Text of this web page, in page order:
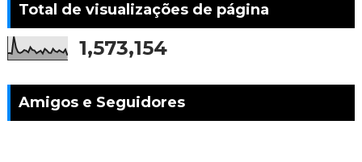
Total de visualizações de página
1,573,154
Amigos e Seguidores